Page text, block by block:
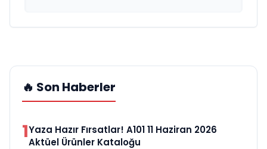
🔥 Son Haberler
1Yaza Hazır Fırsatlar! A101 11 Haziran 2026
Aktüel Ürünler Kataloğu